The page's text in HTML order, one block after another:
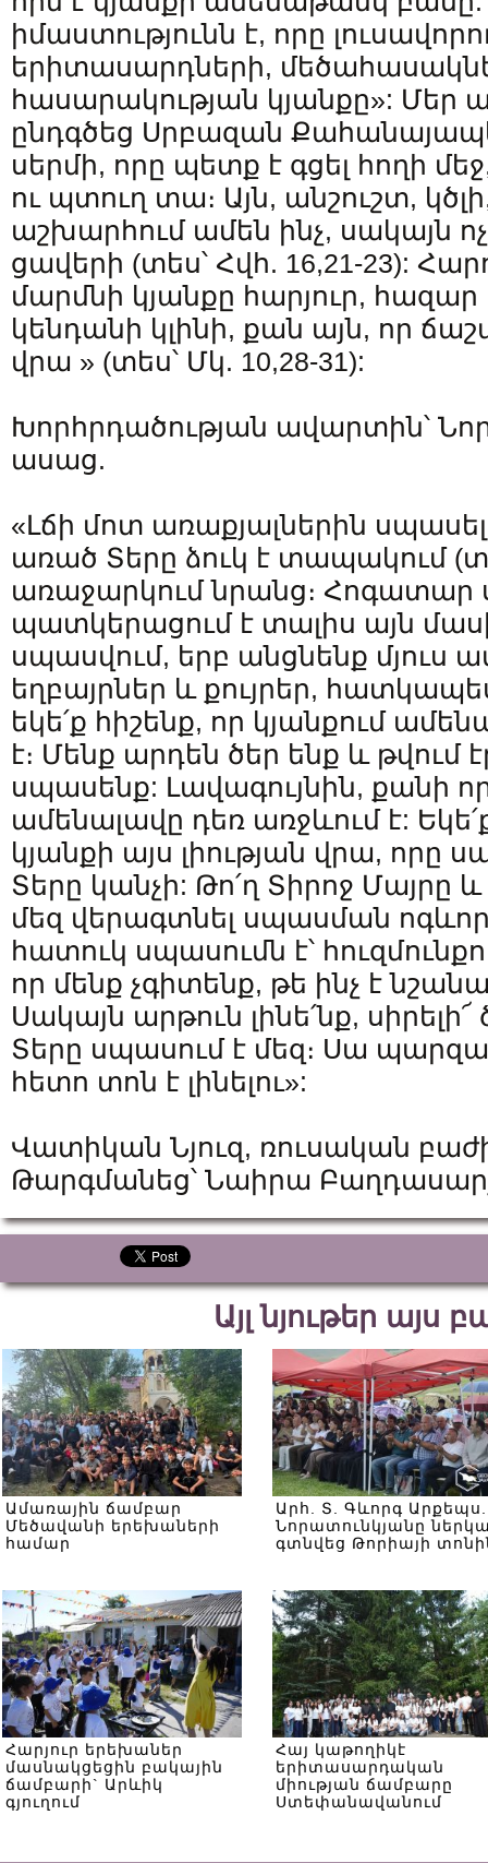
իմաստությունն է, որը
երիտասարդների,
հասարակության կյանքը»: Մեր
ընդգծեց Սրբազան
սերմի, որը պետք է գցել հողի
ու պտուղ տա։ Այն, անշուշտ,
աշխարհում ամեն ինչ, սակայն
ցավերի (տես՝ Հվհ. 16,21-23):
մարմնի կյանքը հարյուր,
կենդանի կլինի, քան այն, որ
վրա » (տես՝ Մկ. 10,28-31):
Խորհրդածության ավարտին՝
ասաց.
«Լճի մոտ առաքյալներին
առած Տերը ձուկ է տապակում
առաջարկում նրանց։ Հոգատար
պատկերացում է տալիս այն
սպասվում, երբ անցնենք մյուս
եղբայրներ և քույրեր,
եկե՛ք հիշենք, որ կյանքում
է։ Մենք արդեն ծեր ենք և թվում
սպասենք: Լավագույնին, քանի
ամենալավը դեռ առջևում է:
կյանքի այս լիության վրա, որը
Տերը կանչի: Թո՛ղ Տիրոջ Մայրը
մեզ վերագտնել սպասման
հատուկ սպասումն է՝
որ մենք չգիտենք, թե ինչ է
Սակայն արթուն լինե՛նք,
Տերը սպասում է մեզ։ Սա
հետո տոն է լինելու»:
Վատիկան Նյուզ, ռուսական
Թարգմանեց՝ Նաիրա
Այլ նյութեր այս
Ամառային ճամբար
Մեծավանի երեխաների
համար
Արհ. Տ. Գևորգ Արքեպս.
Նորատունկյանը
գտնվեց Թորիայի
Հարյուր երեխաներ
մասնակցեցին բակային
ճամբարի` Արևիկ
գյուղում
Հայ կաթողիկէ
երիտասարդական
միության ճամբարը
Ստեփանավանում